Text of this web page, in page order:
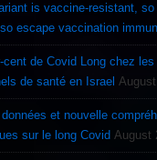
is vaccine-resistant,
escape vaccination
cent de Covid Long chez
parmi les professionnels de santé en Israel
et nouvelle
mécanismes biologiques sur le long Covid August